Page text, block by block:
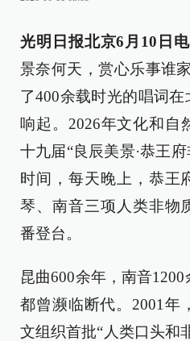
光明日报北京6月10日电
景奈何天，赏心乐事谁
了400余载时光的唱词
响起。2026年文化和自
十九届“良辰美景·恭王
时间，每天晚上，恭王
琴、南音三项人类非物
番登台。
昆曲600余年，南音1200
都曾濒临断代。2001年
文组织首批“人类口头和